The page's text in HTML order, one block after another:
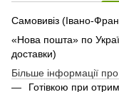
Самовивіз (Івано-
«Нова пошта» по
доставки)
Більше інформації
Готівкою при